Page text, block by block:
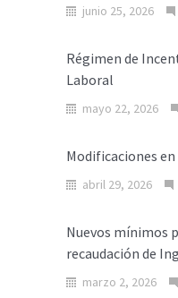
junio 25, 2026
Régimen de
Laboral
mayo 22, 2026
Modificaciones
abril 29, 2026
Nuevos mínimos
recaudación de
marzo 2, 2026